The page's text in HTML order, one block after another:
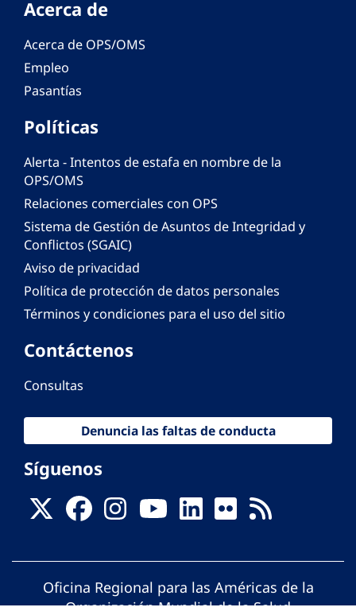
Acerca de
Acerca de OPS/OMS
Empleo
Pasantías
Políticas
Alerta - Intentos de estafa en nombre de la
OPS/OMS
Relaciones comerciales con OPS
Sistema de Gestión de Asuntos de Integridad y
Conflictos (SGAIC)
Aviso de privacidad
Política de protección de datos personales
Términos y condiciones para el uso del sitio
Contáctenos
Consultas
Denuncia las faltas de conducta
Síguenos
Oficina Regional para las Américas de la